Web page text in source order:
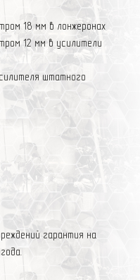
18 мм в лонжеронах
12 мм в усилители
штатного
гаpантия на